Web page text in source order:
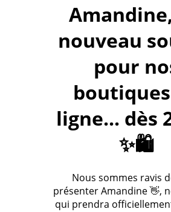
nouveau
pour
ligne... dès
✨🛍️
Nous sommes ravis
présenter Amandine 👋,
qui prendra